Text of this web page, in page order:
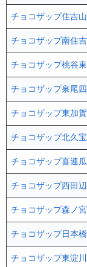
チョコザップ住吉
チョコザップ南住
チョコザップ桃谷
チョコザップ泉尾
チョコザップ東加
チョコザップ北久
チョコザップ喜連
チョコザップ西田
チョコザップ森ノ
チョコザップ日本
チョコザップ東淀